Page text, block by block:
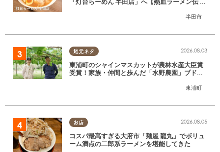
半田市
地元ネタ
東浦町
2026.08.03
東浦町のシャインマスカットが農林水産大臣賞
受賞！家族・仲間と歩んだ「水野農園」ブドウ
お店 2026.08.05
コスパ最高すぎる大府市「麺屋 龍丸」でボリュ
ーム満点の二郎系ラーメンを堪能してきた